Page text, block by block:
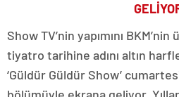
Show TV’nin yapımını
tiyatro tarihine adını altın
‘Güldür Güldür Show’